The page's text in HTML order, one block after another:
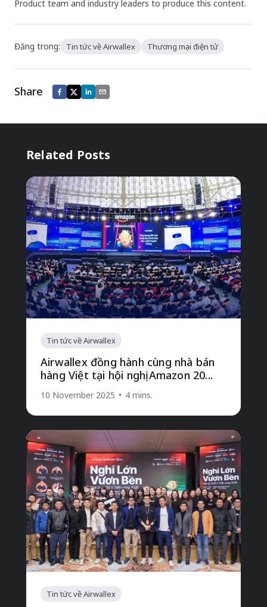
Product team and industry leaders to produce this content.
Đăng trong: Tin tức về Airwallex Thương mại điện tử
Share
Related Posts
Tin tức về Airwallex
Airwallex đồng hành cùng nhà bán
hàng Việt tại hội nghị Amazon 20...
10 November 2025 • 4 mins.
Tin tức về Airwallex